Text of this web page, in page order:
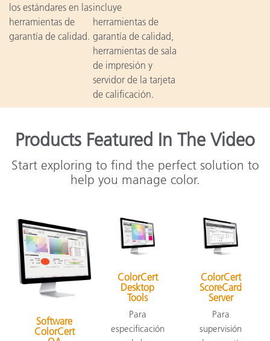
los estándares en las
herramientas de
garantía de calidad.
incluye
herramientas de
garantía de calidad,
herramientas de sala
de impresión y
servidor de la tarjeta
de calificación.
Products Featured In The Video
Start exploring to find the perfect solution to
help you manage color.
Software
ColorCert
ColorCert
Desktop
Tools
Para
especificación
ColorCert
ScoreCard
Server
Para
supervisión